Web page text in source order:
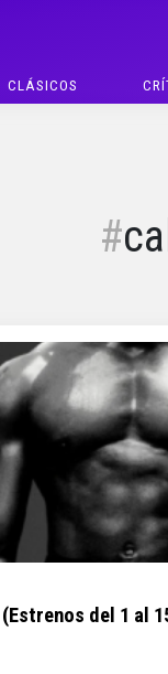
CLÁSICOS
del 1 al